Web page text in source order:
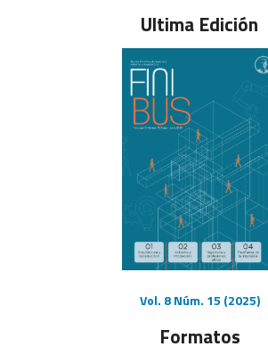
Ultima Edición
Vol. 8 Núm. 15 (2025)
Formatos